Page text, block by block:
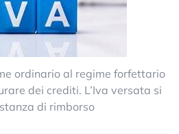
ordinario al regime forfettario
dei crediti. L’Iva versata si
di rimborso